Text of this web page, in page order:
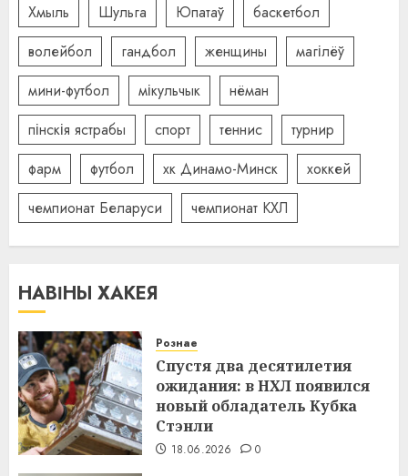
Хмыль
Шульга Юпатаў
баскетбол
волейбол
гандбол женщины
магілёў
мини-футбол
мікульчык
нёман
пінскія ястрабы
спорт теннис
турнир
фарм
футбол хк Динамо-Минск
хоккей
чемпионат Беларуси
чемпионат КХЛ
НАВІНЫ ХАКЕЯ
Рознае
Спустя два десятилетия
ожидания: в НХЛ появился
новый обладатель Кубка
Стэнли
18.06.2026 0